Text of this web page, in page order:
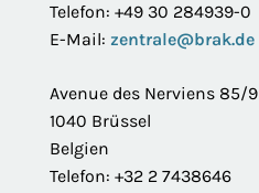
Telefon: +49 30 284939-0
E-Mail: zentrale@brak.de
Avenue des Nerviens 85/9
1040 Brüssel
Belgien
Telefon: +32 2 7438646